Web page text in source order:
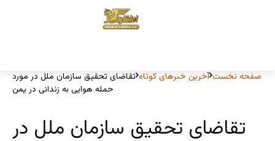
صفحه نخست آخرین خبرهای کوتاه تقاضای تحقیق سازمان ملل در مورد
حمله هوایی به زندانی در یمن
تقاضای تحقیق سازمان ملل در